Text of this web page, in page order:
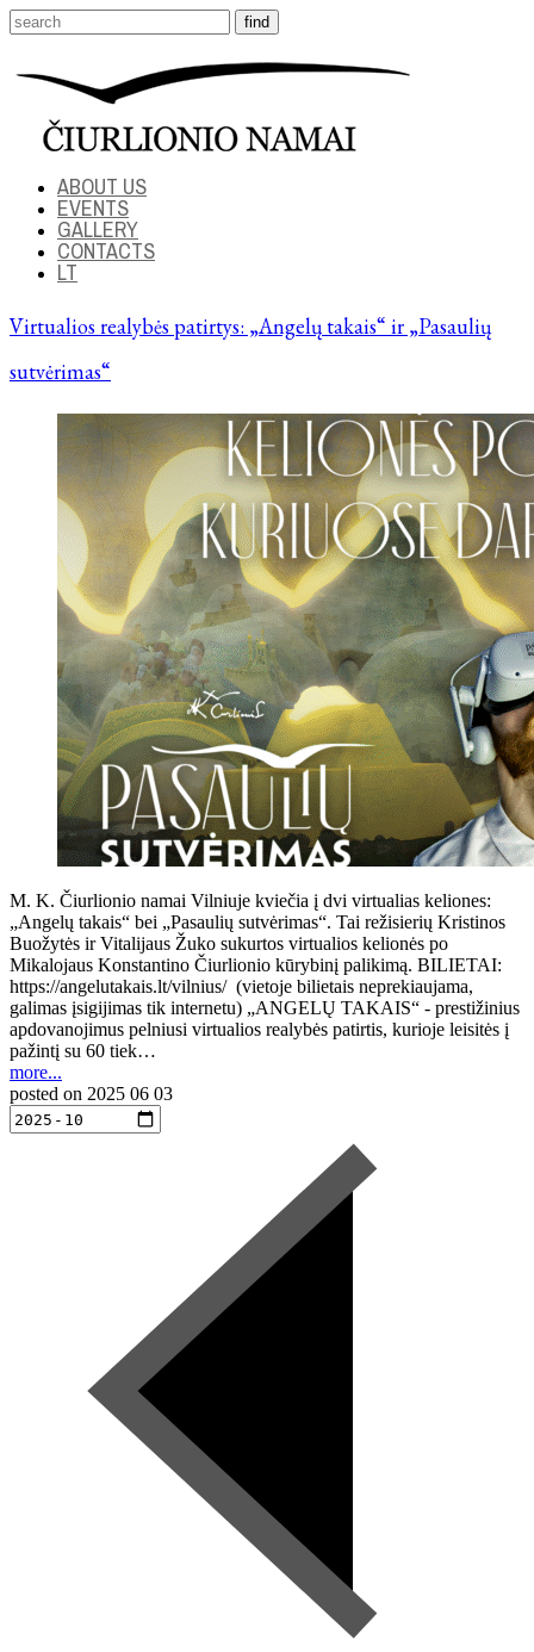
ABOUT US
EVENTS
GALLERY
CONTACTS
LT
Virtualios realybės patirtys: „Angelų takais“ ir „Pasaulių
sutvėrimas“
M. K. Čiurlionio namai Vilniuje kviečia į dvi virtualias keliones:
„Angelų takais“ bei „Pasaulių sutvėrimas“. Tai režisierių Kristinos
Buožytės ir Vitalijaus Žuko sukurtos virtualios kelionės po
Mikalojaus Konstantino Čiurlionio kūrybinį palikimą. BILIETAI:
https://angelutakais.lt/vilnius/ (vietoje bilietais neprekiaujama,
galimas įsigijimas tik internetu) „ANGELŲ TAKAIS“ - prestižinius
apdovanojimus pelniusi virtualios realybės patirtis, kurioje leisitės į
pažintį su 60 tiek…
more...
posted on 2025 06 03